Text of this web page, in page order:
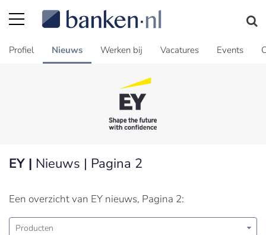
Profiel Nieuws Werken bij Vacatures Events
EY | Nieuws | Pagina 2
Een overzicht van EY nieuws, Pagina 2:
Producten